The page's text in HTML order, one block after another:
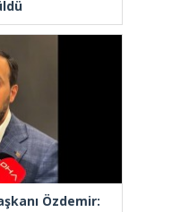
Özdemir: